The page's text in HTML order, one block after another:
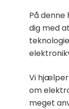
På
dig med
Vi
om
meget